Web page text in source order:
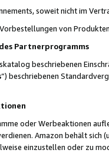
soweit nicht im
von
Partnerprogramms
beschriebenen
“) beschriebenen
oder Werbeaktionen
Amazon behält sich
einzustellen oder zu